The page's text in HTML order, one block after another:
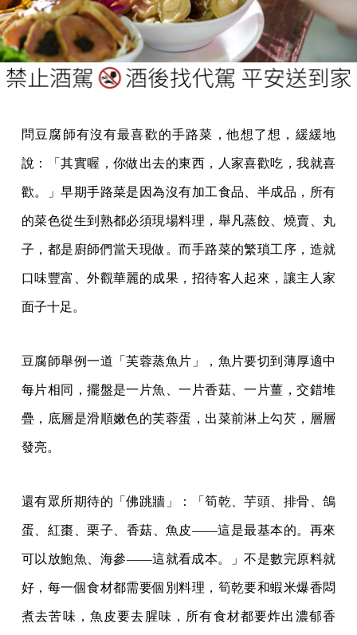
問豆腐師有沒有最喜歡的手路菜，他想了想，緩緩地
說：「其實喔，你做出去的東西，人家喜歡吃，我就喜
歡。」早期手路菜是因為沒有加工食品、半成品，所有
的菜色從生到熟都必須現場料理，舉凡蒸餃、燒賣、丸
子，都是廚師們當天現做。而手路菜的繁瑣工序，造就
口味豐富、外觀華麗的成果，招待客人起來，讓主人家
面子十足。
豆腐師舉例一道「芙蓉蒸魚片」，魚片要切到薄厚適中
每片相同，擺盤是一片魚、一片香菇、一片薑，交錯堆
疊，底層是滑順嫩色的芙蓉蛋，出菜前淋上勾芡，層層
發亮。
還有眾所期待的「佛跳牆」：「筍乾、芋頭、排骨、鴿
蛋、紅棗、栗子、香菇、魚皮——這是最基本的。再來
可以放鮑魚、海參——這就看成本。」不是數完原料就
好，每一個食材都需要個別料理，筍乾要和蝦米爆香悶
煮去苦味，魚皮要去腥味，所有食材都要炸出濃郁香